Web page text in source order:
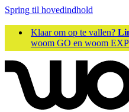
Spring til hovedindhold
Klaar om op te vallen?
woom GO en woom